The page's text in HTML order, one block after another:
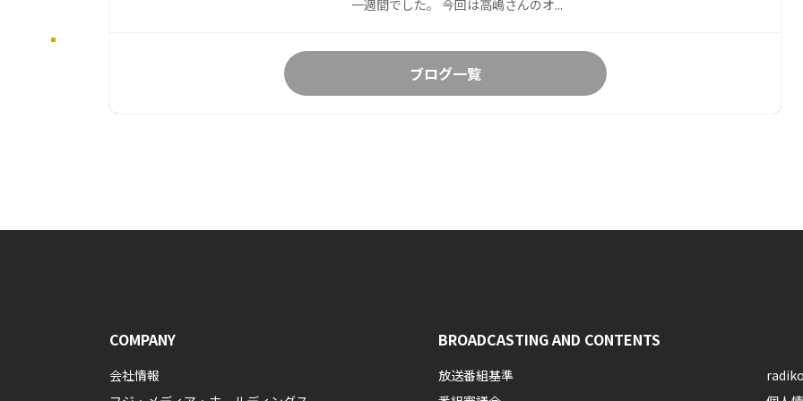
一週間でした。 今回は高嶋さんのオ...
ブログ一覧
COMPANY
会社情報
BROADCASTING AND CONTENTS
放送番組基準